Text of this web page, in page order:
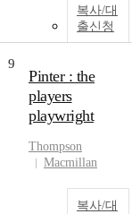
복사/대
출신청
9
Pinter : the
players
playwright
Thompson
Macmillan
복사/대